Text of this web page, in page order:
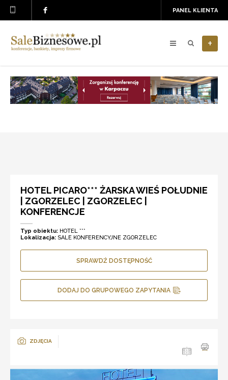
PANEL KLIENTA
+
HOTEL PICARO*** ŻARSKA WIEŚ POŁUDNIE
| ZGORZELEC | ZGORZELEC |
KONFERENCJE
Typ obiektu: HOTEL ***
Lokalizacja: SALE KONFERENCYJNE ZGORZELEC
SPRAWDŹ DOSTĘPNOŚĆ
DODAJ DO GRUPOWEGO ZAPYTANIA
ZDJĘCIA